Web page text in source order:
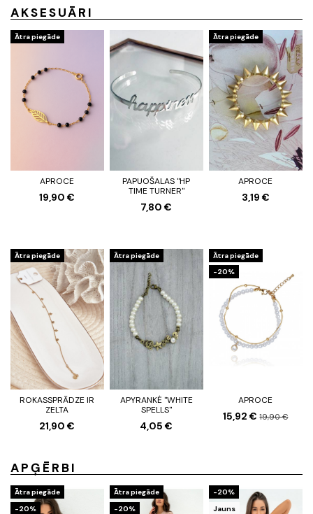
AKSESUĀRI
Ātra piegāde
APROCE
19,90 €
PAPUOŠALAS "HP
TIME TURNER"
7,80 €
Ātra piegāde
APROCE
3,19 €
Ātra piegāde
ROKASSPRĀDZE IR
ZELTA
21,90 €
Ātra piegāde
APYRANKĖ "WHITE
SPELLS"
4,05 €
Ātra piegāde
-20%
APROCE
15,92 €19,90 €
APĢĒRBI
Ātra piegāde
-20%
Ātra piegāde
-20%
-20%
Jauns